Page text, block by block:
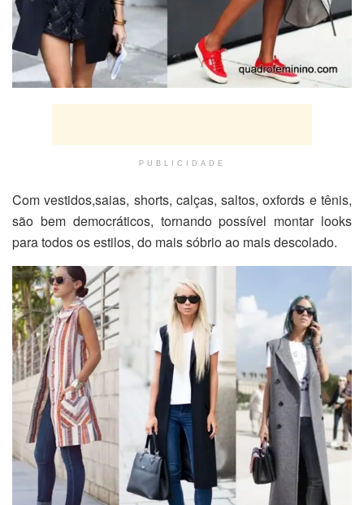
PUBLICIDADE
Com vestidos,saias, shorts, calças, saltos, oxfords e tênis,
são bem democráticos, tornando possível montar looks
para todos os estilos, do mais sóbrio ao mais descolado.